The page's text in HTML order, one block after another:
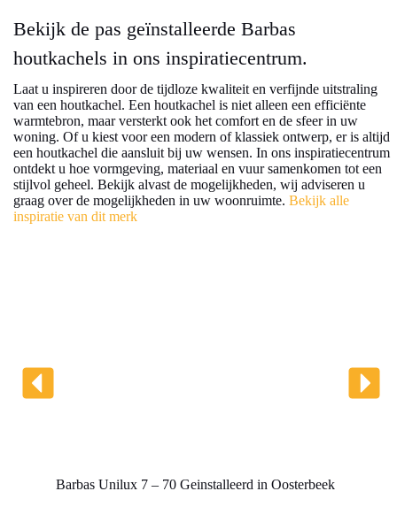
Bekijk de pas geïnstalleerde Barbas
houtkachels in ons inspiratiecentrum.
Laat u inspireren door de tijdloze kwaliteit en verfijnde uitstraling
van een houtkachel. Een houtkachel is niet alleen een efficiënte
warmtebron, maar versterkt ook het comfort en de sfeer in uw
woning. Of u kiest voor een modern of klassiek ontwerp, er is altijd
een houtkachel die aansluit bij uw wensen. In ons inspiratiecentrum
ontdekt u hoe vormgeving, materiaal en vuur samenkomen tot een
stijlvol geheel. Bekijk alvast de mogelijkheden, wij adviseren u
graag over de mogelijkheden in uw woonruimte. Bekijk alle
inspiratie van dit merk
Barbas Unilux 7 – 70 Geinstalleerd in Oosterbeek